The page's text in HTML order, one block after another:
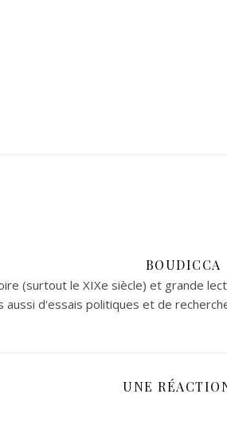
BOUDICCA
(surtout le XIXe siècle) et grande
aussi d'essais politiques et de
UNE